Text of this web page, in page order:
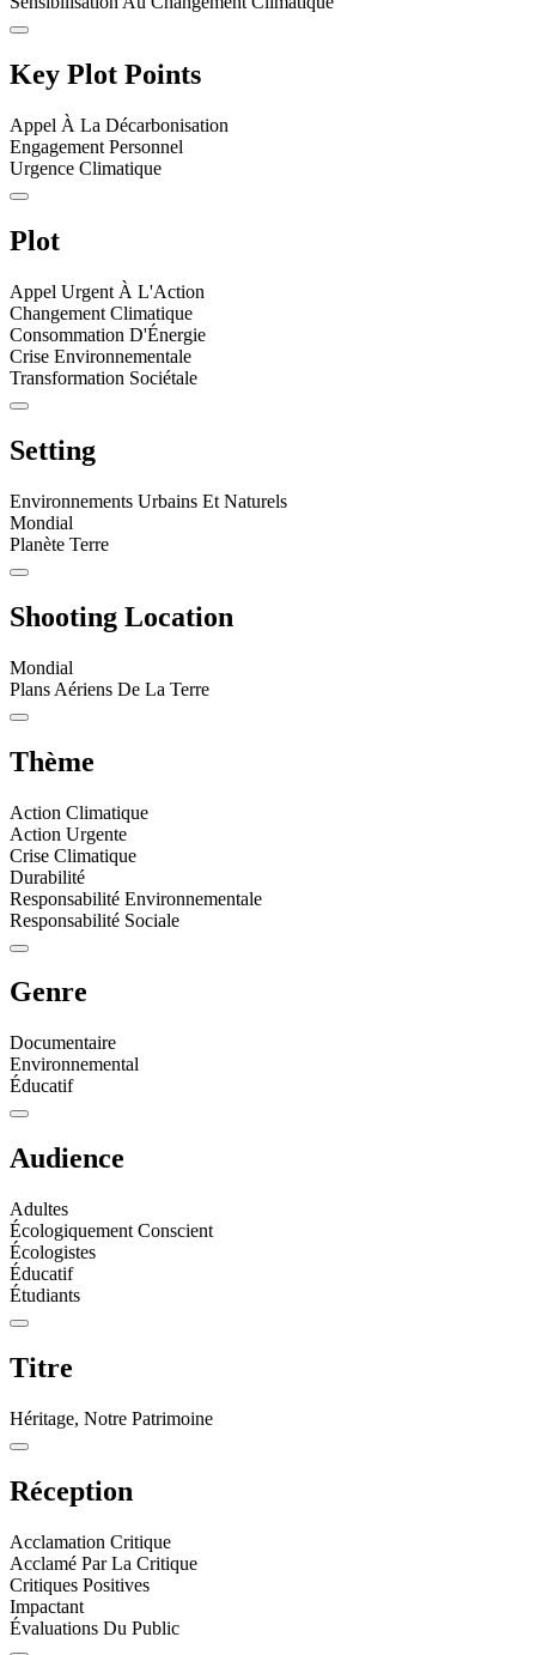
Key Plot Points
Appel À La Décarbonisation
Engagement Personnel
Urgence Climatique
Plot
Appel Urgent À L'Action
Changement Climatique
Consommation D'Énergie
Crise Environnementale
Transformation Sociétale
Setting
Environnements Urbains Et Naturels
Mondial
Planète Terre
Shooting Location
Mondial
Plans Aériens De La Terre
Thème
Action Climatique
Action Urgente
Crise Climatique
Durabilité
Responsabilité Environnementale
Responsabilité Sociale
Genre
Documentaire
Environnemental
Éducatif
Audience
Adultes
Écologiquement Conscient
Écologistes
Éducatif
Étudiants
Titre
Héritage, Notre Patrimoine
Réception
Acclamation Critique
Acclamé Par La Critique
Critiques Positives
Impactant
Évaluations Du Public